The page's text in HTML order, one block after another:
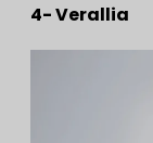
4- Verallia